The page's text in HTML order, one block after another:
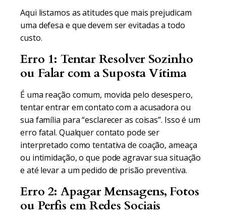
Aqui listamos as atitudes que mais prejudicam
uma defesa e que devem ser evitadas a todo
custo.
Erro 1: Tentar Resolver Sozinho
ou Falar com a Suposta Vítima
É uma reação comum, movida pelo desespero,
tentar entrar em contato com a acusadora ou
sua família para “esclarecer as coisas”. Isso é um
erro fatal. Qualquer contato pode ser
interpretado como tentativa de coação, ameaça
ou intimidação, o que pode agravar sua situação
e até levar a um pedido de prisão preventiva.
Erro 2: Apagar Mensagens, Fotos
ou Perfis em Redes Sociais